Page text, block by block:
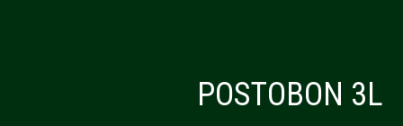
POSTOBON 3L